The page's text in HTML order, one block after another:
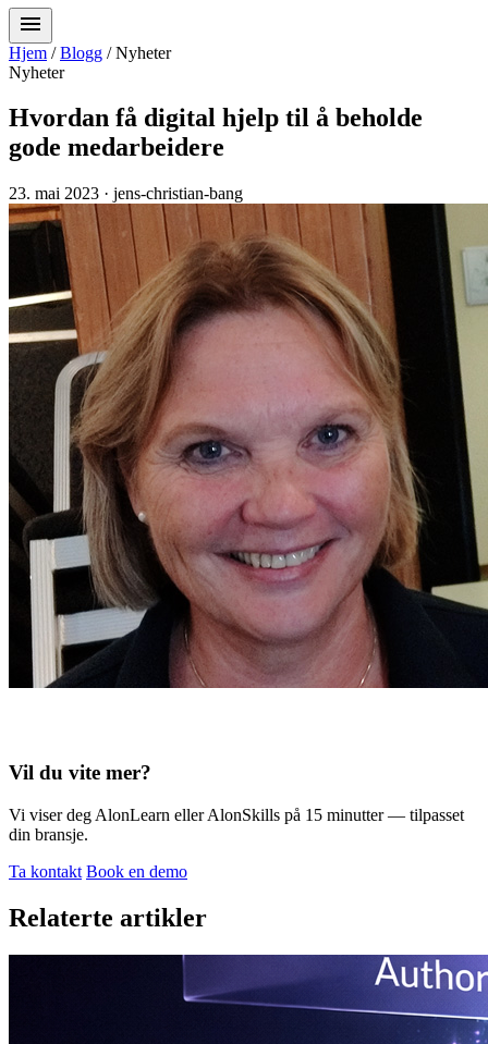
menu
Hjem / Blogg / Nyheter
Nyheter
Hvordan få digital hjelp til å beholde
gode medarbeidere
23. mai 2023 · jens-christian-bang
Vil du vite mer?
Vi viser deg AlonLearn eller AlonSkills på 15 minutter — tilpasset
din bransje.
Ta kontakt Book en demo
Relaterte artikler